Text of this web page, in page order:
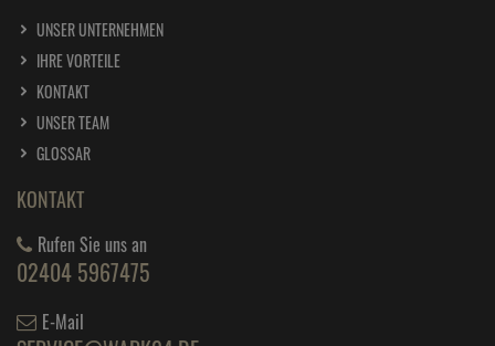
UNSER UNTERNEHMEN
IHRE VORTEILE
KONTAKT
UNSER TEAM
GLOSSAR
KONTAKT
Rufen Sie uns an
02404 5967475
E-Mail